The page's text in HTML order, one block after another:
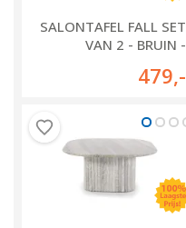
SALONTAFEL FALL SET
VAN 2 - BRUIN -
479,-